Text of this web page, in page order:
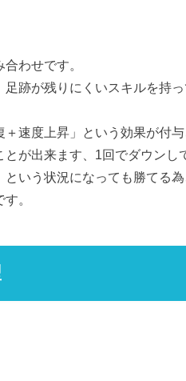
わせです。
跡が残りにくいスキルを持
速度上昇」という効果が付
が出来ます、1回でダウンし
という状況になっても勝てる
。